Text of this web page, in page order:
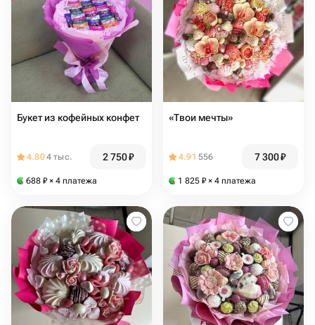
Букет из кофейных конфет
4.804 тыс. 2 750₽
688 ₽ × 4 платежа
«Твои мечты»
4.91 556 7 300₽
1 825 ₽ × 4 платежа